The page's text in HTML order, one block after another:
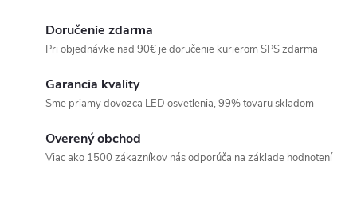
Doručenie zdarma
Pri objednávke nad 90€ je doručenie kurierom SPS zdarma
Garancia kvality
Sme priamy dovozca LED osvetlenia, 99% tovaru skladom
Overený obchod
Viac ako 1500 zákazníkov nás odporúča na základe hodnotení